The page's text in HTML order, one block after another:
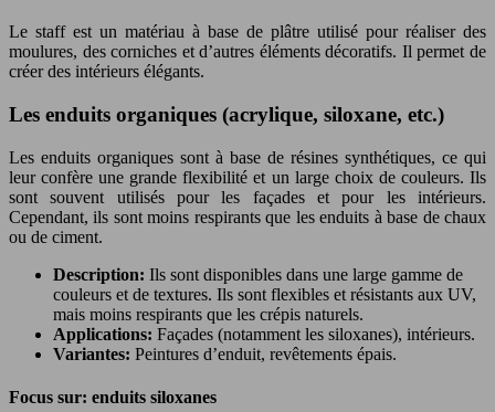
Le staff est un matériau à base de plâtre utilisé pour réaliser des
moulures, des corniches et d’autres éléments décoratifs. Il permet de
créer des intérieurs élégants.
Les enduits organiques (acrylique, siloxane, etc.)
Les enduits organiques sont à base de résines synthétiques, ce qui
leur confère une grande flexibilité et un large choix de couleurs. Ils
sont souvent utilisés pour les façades et pour les intérieurs.
Cependant, ils sont moins respirants que les enduits à base de chaux
ou de ciment.
Description: Ils sont disponibles dans une large gamme de
couleurs et de textures. Ils sont flexibles et résistants aux UV,
mais moins respirants que les crépis naturels.
Applications: Façades (notamment les siloxanes), intérieurs.
Variantes: Peintures d’enduit, revêtements épais.
Focus sur: enduits siloxanes